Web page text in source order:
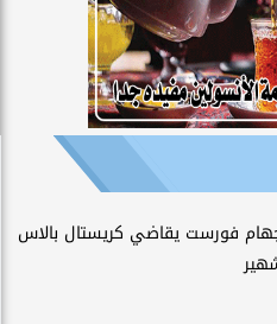
فورست يقاضي كريستال بالاس